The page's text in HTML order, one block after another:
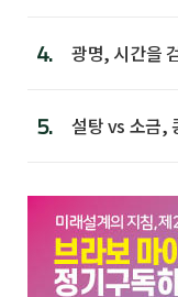
4. 광명, 시간을
5. 설탕 vs 소금,